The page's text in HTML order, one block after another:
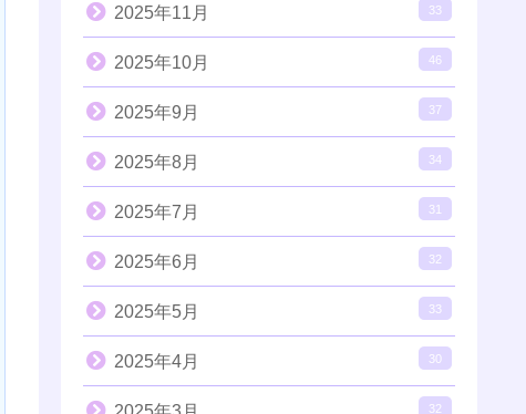
2025年11月 33
2025年10月 46
2025年9月 37
2025年8月 34
2025年7月 31
2025年6月 32
2025年5月 33
2025年4月 30
32